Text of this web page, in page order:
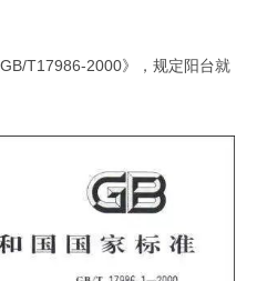
T17986-2000》，规定阳台就